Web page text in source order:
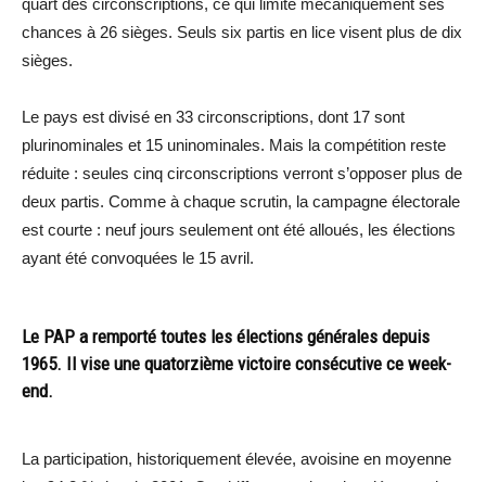
quart des circonscriptions, ce qui limite mécaniquement ses
chances à 26 sièges. Seuls six partis en lice visent plus de dix
sièges.
Le pays est divisé en 33 circonscriptions, dont 17 sont
plurinominales et 15 uninominales. Mais la compétition reste
réduite : seules cinq circonscriptions verront s’opposer plus de
deux partis. Comme à chaque scrutin, la campagne électorale
est courte : neuf jours seulement ont été alloués, les élections
ayant été convoquées le 15 avril.
Le PAP a remporté toutes les élections générales depuis
1965. Il vise une quatorzième victoire consécutive ce week-
end.
La participation, historiquement élevée, avoisine en moyenne